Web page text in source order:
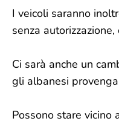
I veicoli saranno
senza
Ci sarà anche un
gli albanesi
Possono stare vicino